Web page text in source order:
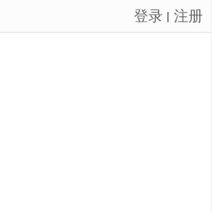
很遗憾，因您的浏览器版本过低导致无法获得最佳浏览体验，推荐下载安装谷歌浏览器！
登录 丨 注册